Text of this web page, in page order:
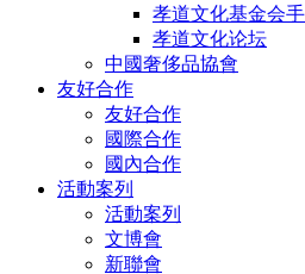
孝道文化基金会
孝道文化论坛
中國奢侈品協會
友好合作
友好合作
國際合作
國內合作
活動案列
活動案列
文博會
新聯會